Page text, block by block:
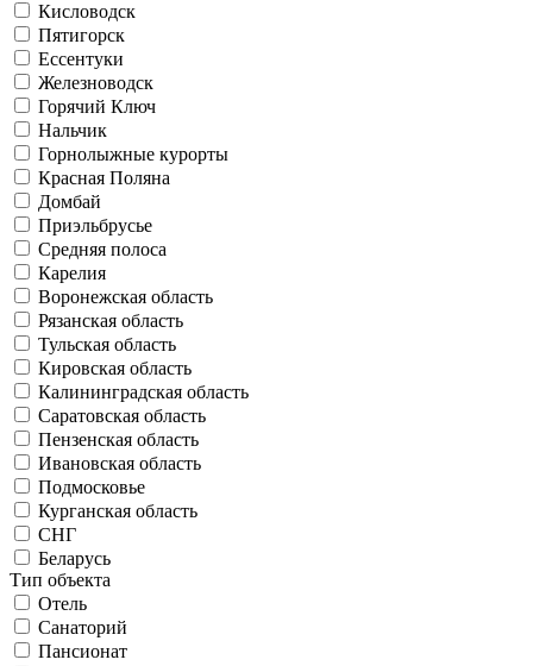
Кисловодск
Пятигорск
Ессентуки
Железноводск
Горячий Ключ
Нальчик
Горнолыжные курорты
Красная Поляна
Домбай
Приэльбрусье
Средняя полоса
Карелия
Воронежская область
Рязанская область
Тульская область
Кировская область
Калининградская область
Саратовская область
Пензенская область
Ивановская область
Подмосковье
Курганская область
СНГ
Беларусь
Тип объекта
Отель
Санаторий
Пансионат